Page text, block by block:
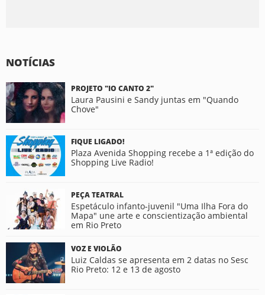
NOTÍCIAS
PROJETO "IO CANTO 2"
Laura Pausini e Sandy juntas em "Quando
Chove"
FIQUE LIGADO!
Plaza Avenida Shopping recebe a 1ª edição do
Shopping Live Radio!
PEÇA TEATRAL
Espetáculo infanto-juvenil "Uma Ilha Fora do
Mapa" une arte e conscientização ambiental
em Rio Preto
VOZ E VIOLÃO
Luiz Caldas se apresenta em 2 datas no Sesc
Rio Preto: 12 e 13 de agosto